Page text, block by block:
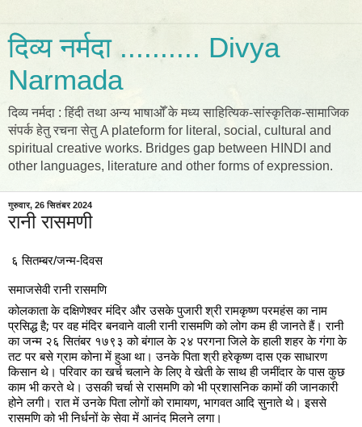
दिव्य नर्मदा .......... Divya
Narmada
दिव्य नर्मदा : हिंदी तथा अन्य भाषाओँ के मध्य साहित्यिक-सांस्कृतिक-सामाजिक
संपर्क हेतु रचना सेतु A plateform for literal, social, cultural and
spiritual creative works. Bridges gap between HINDI and
other languages, literature and other forms of expression.
गुरुवार, 26 सितंबर 2024
रानी रासमणी
६ सितम्बर/जन्म-दिवस
समाजसेवी रानी रासमणि
कोलकाता के दक्षिणेश्वर मंदिर और उसके पुजारी श्री रामकृष्ण परमहंस का नाम
प्रसिद्ध है; पर वह मंदिर बनवाने वाली रानी रासमणि को लोग कम ही जानते हैं। रानी
का जन्म २६ सितंबर १७९३ को बंगाल के २४ परगना जिले के हाली शहर के गंगा के
तट पर बसे ग्राम कोना में हुआ था। उनके पिता श्री हरेकृष्ण दास एक साधारण
किसान थे। परिवार का खर्च चलाने के लिए वे खेती के साथ ही जमींदार के पास कुछ
काम भी करते थे। उसकी चर्चा से रासमणि को भी प्रशासनिक कामों की जानकारी
होने लगी। रात में उनके पिता लोगों को रामायण, भागवत आदि सुनाते थे। इससे
रासमणि को भी निर्धनों के सेवा में आनंद मिलने लगा।